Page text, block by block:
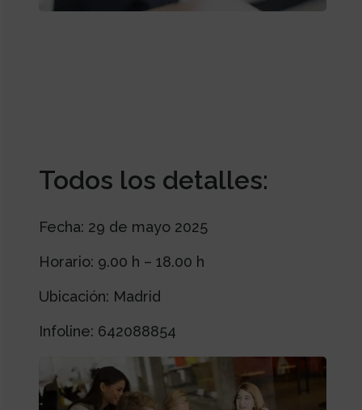
Todos los detalles:
Fecha: 29 de mayo 2025
Horario: 9.00 h – 18.00 h
Ubicación: Madrid
Infoline: 642088854